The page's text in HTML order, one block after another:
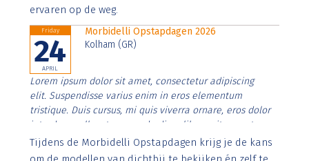
ervaren op de weg.
Friday
24
APRIL
Morbidelli Opstapdagen 2026
Kolham (GR)
Lorem ipsum dolor sit amet, consectetur adipiscing
elit. Suspendisse varius enim in eros elementum
tristique. Duis cursus, mi quis viverra ornare, eros dolor
interdum nulla, ut commodo diam libero vitae erat.
Aenean faucibus nibh et justo cursus id rutrum lorem
imperdiet. Nunc ut sem vitae risus tristique posuere.
Tijdens de Morbidelli Opstapdagen krijg je de kans